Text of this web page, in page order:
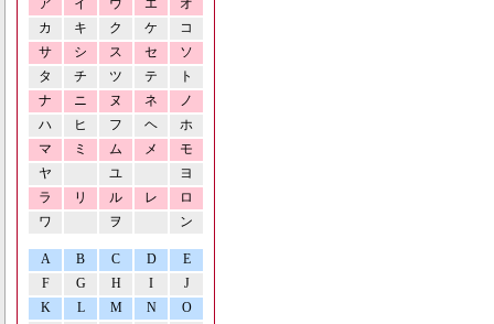
ア イ ウ エ
オ
カ
キ ク ケ
コ
サ
シ ス セ
ソ
タ
チ ツ テ
ト
ナ
ニ ヌ ネ
ノ
ハ
ヒ フ ヘ
ホ
マ
ミ ム メ
モ
ヤ
ユ
ヨ
ラ
リ ル レ
ロ
ワ
ヲ ン
A B C D
E
F
G H I
J
K
L M N O